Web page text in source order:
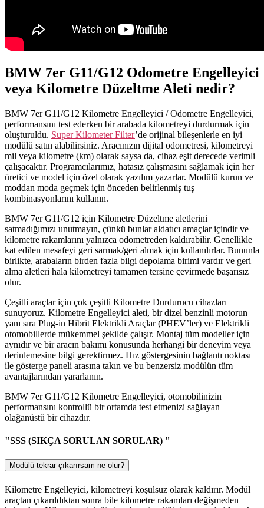
BMW 7er G11/G12 Odometre Engelleyici
veya Kilometre Düzeltme Aleti nedir?
BMW 7er G11/G12 Kilometre Engelleyici / Odometre Engelleyici,
performansını test ederken bir arabada kilometreyi durdurmak için
oluşturuldu. Super Kilometer Filter’de orijinal bileşenlerle en iyi
modülü satın alabilirsiniz. Aracınızın dijital odometresi, kilometreyi
mil veya kilometre (km) olarak saysa da, cihaz eşit derecede verimli
çalışacaktır. Programcılarımız, hatasız çalışmasını sağlamak için her
üretici ve model için özel olarak yazılım yazarlar. Modülü kurun ve
moddan moda geçmek için önceden belirlenmiş tuş
kombinasyonlarını kullanın.
BMW 7er G11/G12 için Kilometre Düzeltme aletlerini
satmadığımızı unutmayın, çünkü bunlar aldatıcı amaçlar içindir ve
kilometre rakamlarını yalnızca odometreden kaldırabilir. Genellikle
kat edilen mesafeyi geri sarmak/geri almak için kullanılırlar. Bununla
birlikte, arabaların birden fazla bilgi depolama birimi vardır ve geri
alma aletleri hala kilometreyi tamamen tersine çevirmede başarısız
olur.
Çeşitli araçlar için çok çeşitli Kilometre Durdurucu cihazları
sunuyoruz. Kilometre Engelleyici aleti, bir dizel benzinli motorun
yanı sıra Plug-in Hibrit Elektrikli Araçlar (PHEV’ler) ve Elektrikli
otomobillerde mükemmel şekilde çalışır. Montaj tüm modeller için
aynıdır ve bir aracın bakımı konusunda herhangi bir deneyim veya
derinlemesine bilgi gerektirmez. Hız göstergesinin bağlantı noktası
ile gösterge paneli arasına takın ve bu benzersiz modülün tüm
avantajlarından yararlanın.
BMW 7er G11/G12 Kilometre Engelleyici, otomobilinizin
performansını kontrollü bir ortamda test etmenizi sağlayan
olağanüstü bir cihazdır.
"SSS (SIKÇA SORULAN SORULAR) "
Modülü tekrar çıkarırsam ne olur?
Kilometre Engelleyici, kilometreyi koşulsuz olarak kaldırır. Modül
araçtan çıkarıldıktan sonra bile kilometre rakamları değişmeden